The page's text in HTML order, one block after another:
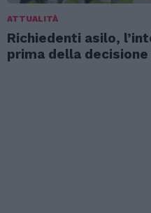
ATTUALITÀ
Richiedenti asilo,
prima della